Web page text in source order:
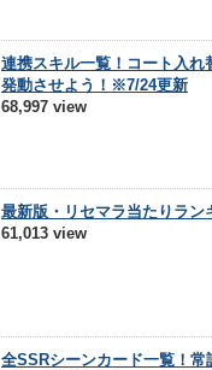
連携スキル一覧！コート入れ
発動させよう！※7/24更新
68,997 view
最新版・リセマラ当たりラ
61,013 view
全SSRシーンカード一覧！